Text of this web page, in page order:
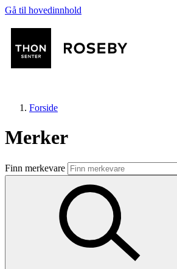
Gå til hovedinnhold
Butikker
Mat og drikke
Aktiviteter
Forside
Merker
Finn merkevare